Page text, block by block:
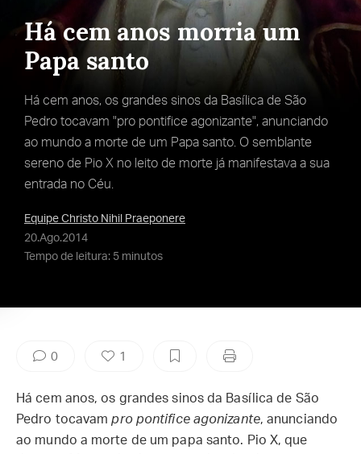
Há cem anos morria um
Papa santo
Há cem anos, os grandes sinos da Basílica de São
Pedro tocavam "pro pontifice agonizante", anunciando
ao mundo a morte de um Papa santo. O semblante
sereno de Pio X no leito de morte já manifestava a sua
entrada no Céu.
Equipe Christo Nihil Praeponere
20.Ago.2014
Tempo de leitura: 5 minutos
0 1
Há cem anos, os grandes sinos da Basílica de São
Pedro tocavampro pontifice agonizante, anunciando
ao mundo a morte de um papa santo. Pio X, que